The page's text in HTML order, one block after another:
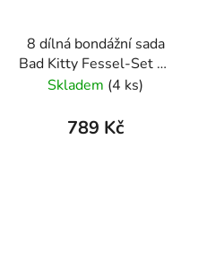
8 dílná bondážní sada
Bad Kitty Fessel-Set 8-
teilig
Skladem (4 ks)
789 Kč